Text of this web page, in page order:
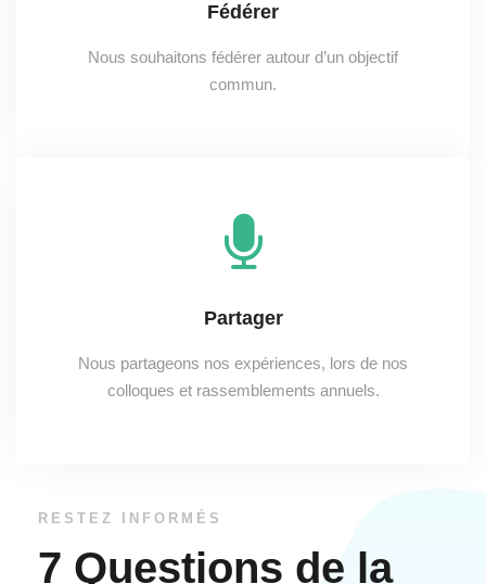
Fédérer
Nous souhaitons fédérer autour d’un objectif
commun.
Partager
Nous partageons nos expériences, lors de nos
colloques et rassemblements annuels.
RESTEZ INFORMÉS
7 Questions de la